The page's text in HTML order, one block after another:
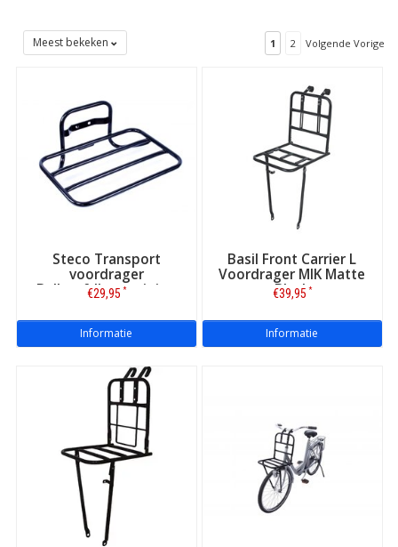
Dankzij de stevige en slimme manier van bevestigen kunt u
comfortabel uw spullen in de fietsmand of fietskrat
Meest bekeken 1 2 Volgende Vorige
Steco Transport
voordrager
Balhoofdbevestiging
Zwart
€29,95 *
Informatie
Basil Front Carrier L
Voordrager MIK Matte
Black
€39,95 *
Informatie